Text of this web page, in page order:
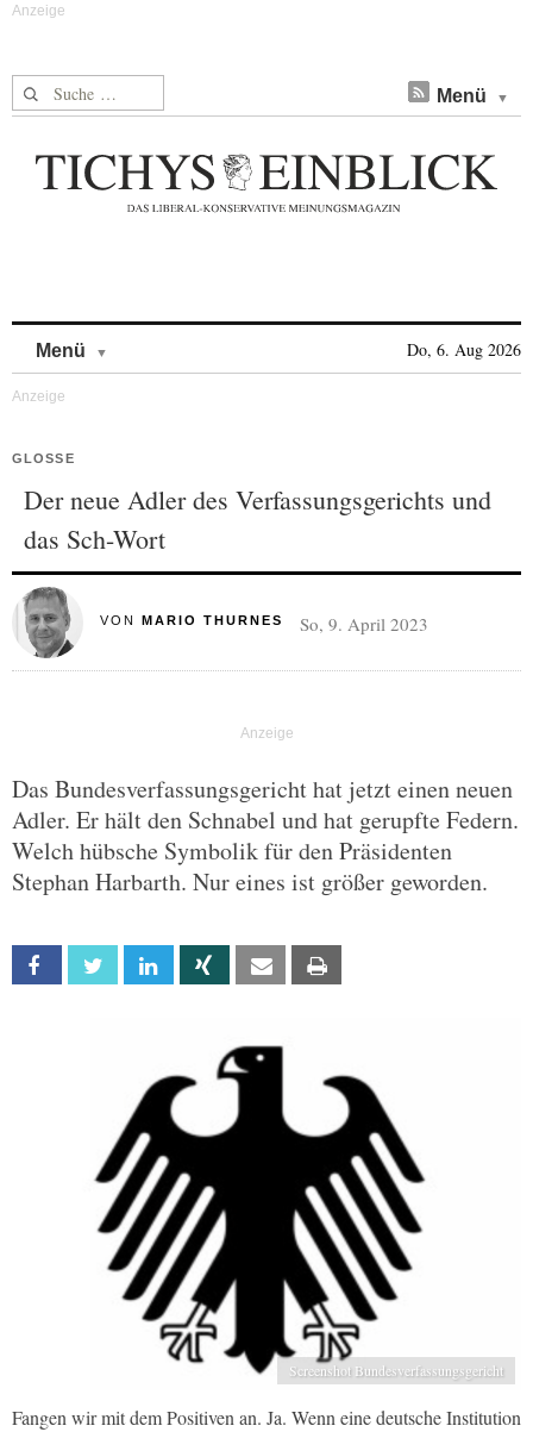
Suche nach: Menü
Menü Do, 6. Aug 2026
GLOSSE
Der neue Adler des Verfassungsgerichts und
das Sch-Wort
VON MARIO THURNES So, 9. April 2023
Das Bundesverfassungsgericht hat jetzt einen neuen
Adler. Er hält den Schnabel und hat gerupfte Federn.
Welch hübsche Symbolik für den Präsidenten
Stephan Harbarth. Nur eines ist größer geworden.
Facebook Twitter Linkedin Xing Email
Screenshot Bundesverfassungsgericht
Fangen wir mit dem Positiven an. Ja. Wenn eine deutsche Institution